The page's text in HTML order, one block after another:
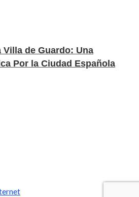
Villa de Guardo: Una
Por la Ciudad Española